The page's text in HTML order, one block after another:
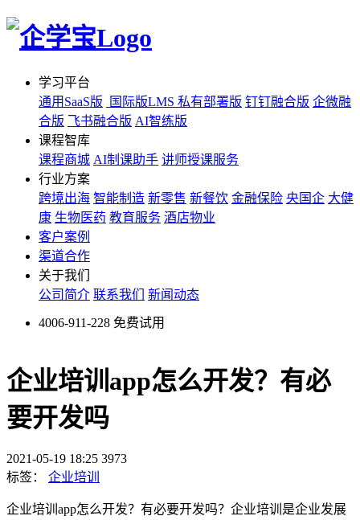
学习平台
通用SaaS版
国际版LMS 私有部署版 钉钉融合版 企微融
合版 飞书融合版 AI智练版
课程智库
课程商城 AI制课助手 讲师授课服务
行业方案
跨境出海 智能制造 新零售 新餐饮 金融保险 央国企 大健
康 生物医药 教育服务 酒店物业
客户案例
渠道合作
关于我们
公司简介 联系我们 新闻动态
4006-911-228 免费试用
企业培训app怎么开发？有必
要开发吗
2021-05-19 18:25 3973
标签：
企业培训
企业培训app怎么开发？有必要开发吗？企业培训是企业发展